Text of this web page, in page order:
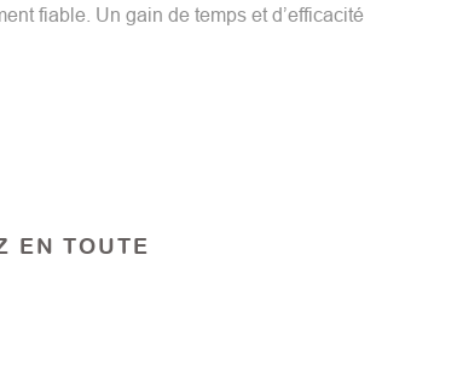
fiable. Un gain de temps et d’efficacité
EN TOUTE